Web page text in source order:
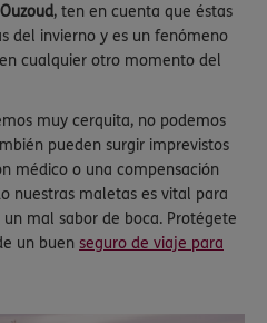
, ten en cuenta que éstas
del invierno y es un fenómeno
cualquier otro momento del
muy cerquita, no podemos
pueden surgir imprevistos
médico o una compensación
nuestras maletas es vital para
mal sabor de boca. Protégete
un buen seguro de viaje para